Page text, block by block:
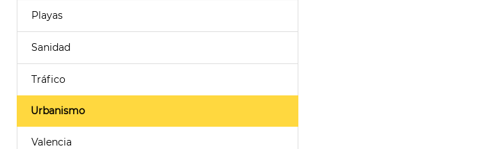
Playas
Sanidad
Tráfico
Urbanismo
Valencia